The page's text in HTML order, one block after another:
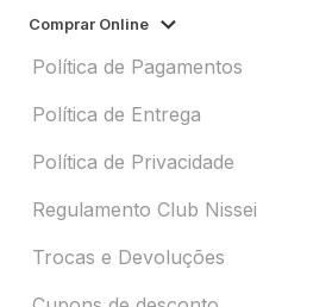
Comprar Online
Política de Pagamentos
Política de Entrega
Política de Privacidade
Regulamento Club Nissei
Trocas e Devoluções